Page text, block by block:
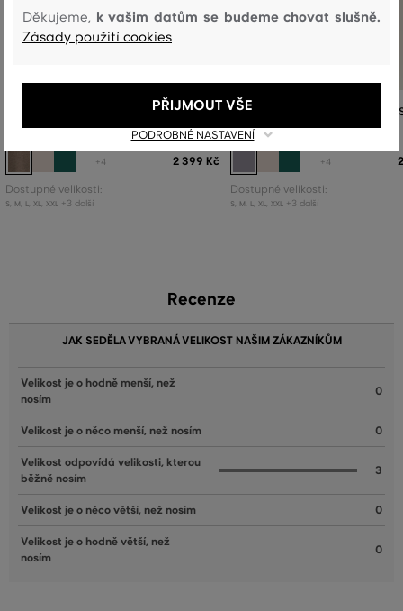
POLOKOŠILE GANT REG SHIELD SS
PIQUE POLO
+4 2 399 Kč
Dostupné velikosti:
S M L XL XXL +3 další
POLOKOŠILE GANT REG SHIELD
PIQUE POLO
+4
Dostupné velikosti:
S M L XL XXL +3 další
Recenze
JAK SEDĚLA VYBRANÁ VELIKOST NAŠIM ZÁKAZNÍKŮM
Velikost je o hodně menší, než
nosím
0
Velikost je o něco menší, než nosím 0
Velikost odpovídá velikosti, kterou
běžně nosím
3
Velikost je o něco větší, než nosím 0
Velikost je o hodně větší, než
nosím
0
Děkujeme, k vašim datům se budeme chovat slušně.
Zásady použití cookies
PODROBNÉ NASTAVENÍ
PŘIJMOUT VŠE